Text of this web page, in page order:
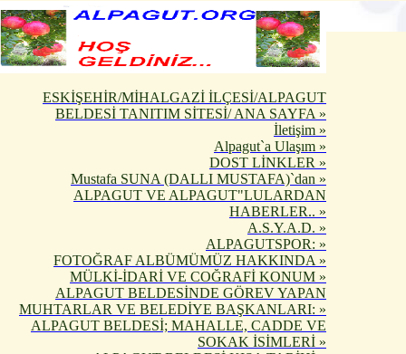
ESKİŞEHİR/MİHALGAZİ İLÇESİ/ALPAGUT
BELDESİ TANITIM SİTESİ/ ANA SAYFA »
İletişim »
Alpagut`a Ulaşım »
DOST LİNKLER »
Mustafa SUNA (DALLI MUSTAFA)`dan »
ALPAGUT VE ALPAGUT"LULARDAN
HABERLER.. »
A.S.Y.A.D. »
ALPAGUTSPOR: »
FOTOĞRAF ALBÜMÜMÜZ HAKKINDA »
MÜLKİ-İDARİ VE COĞRAFİ KONUM »
ALPAGUT BELDESİNDE GÖREV YAPAN
MUHTARLAR VE BELEDİYE BAŞKANLARI: »
ALPAGUT BELDESİ; MAHALLE, CADDE VE
SOKAK İSİMLERİ »